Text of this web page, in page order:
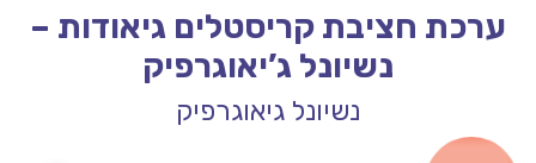
ערכת חציבת קריסטלים גיאודות –
נשיונל ג’יאוגרפיק
נשיונל גיאוגרפיק